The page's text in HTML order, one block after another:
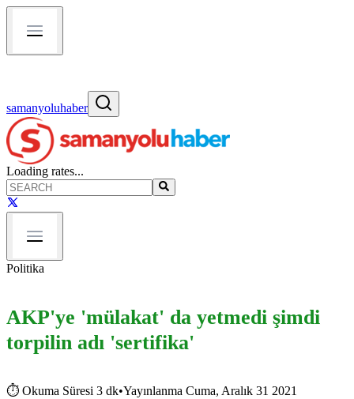
samanyoluhaber
Loading rates...
Politika
AKP'ye 'mülakat' da yetmedi şimdi
torpilin adı 'sertifika'
⏱ Okuma Süresi 3 dk•Yayınlanma Cuma, Aralık 31 2021